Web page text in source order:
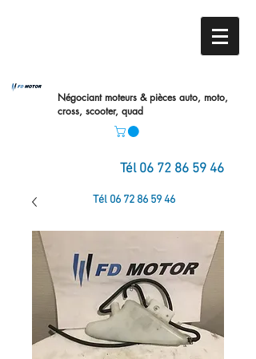
Négociant moteurs & pièces auto, moto,
cross, scooter, quad
Tél 06 72 86 59 46
Tél 06 72 86 59 46